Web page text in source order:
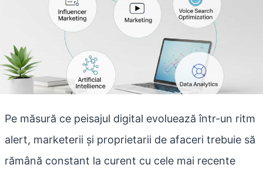
Pe măsură ce peisajul digital evoluează într-un ritm
alert, marketerii și proprietarii de afaceri trebuie să
rămână constant la curent cu cele mai recente